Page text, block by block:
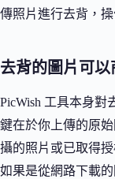
傳照片進行去背，
去背的圖片可以
PicWish 工具本身對
鍵在於你上傳的原
攝的照片或已取得
如果是從網路下載